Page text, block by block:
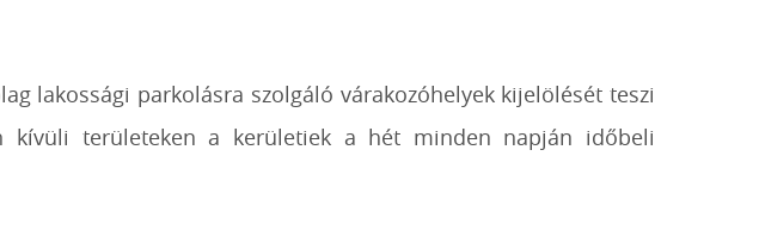
lakossági parkolásra szolgáló várakozóhelyek kijelölését teszi
kívüli területeken a kerületiek a hét minden napján időbeli